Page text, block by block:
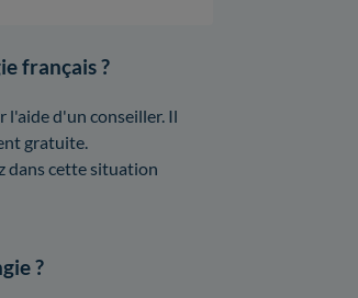
français ?
l'aide d'un conseiller. Il
gratuite.
dans cette situation
?